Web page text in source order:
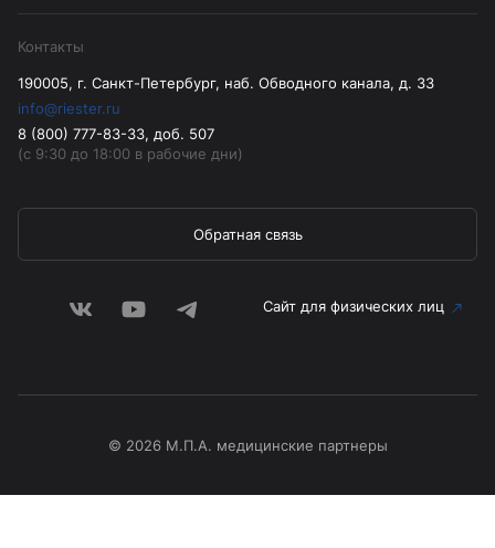
Контакты
190005, г. Санкт-Петербург, наб. Обводного канала, д. 33
info@riester.ru
8 (800) 777-83-33, доб. 507
(с 9:30 до 18:00 в рабочие дни)
Обратная связь
Сайт для физических лиц
© 2026 М.П.А. медицинские партнеры